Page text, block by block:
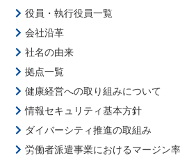
役員・執行役員一覧
会社沿革
社名の由来
拠点一覧
健康経営への取り組みについて
情報セキュリティ基本方針
ダイバーシティ推進の取組み
労働者派遣事業におけるマージン